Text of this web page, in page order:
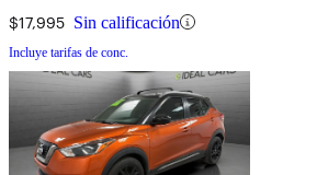
$17,995 Sin calificación
Incluye tarifas de conc.